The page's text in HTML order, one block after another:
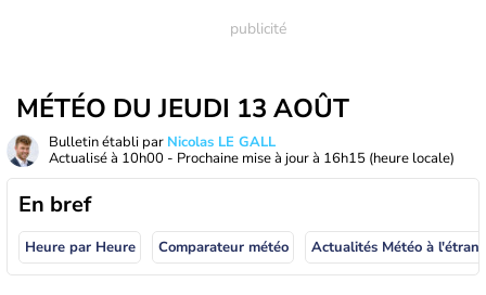
MÉTÉO DU JEUDI 13 AOÛT
Bulletin établi par Nicolas LE GALL
Actualisé à 10h00 - Prochaine mise à jour à 16h15 (heure locale)
En bref
Heure par Heure Comparateur météo